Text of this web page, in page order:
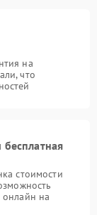
на
что
стоимости
онлайн на